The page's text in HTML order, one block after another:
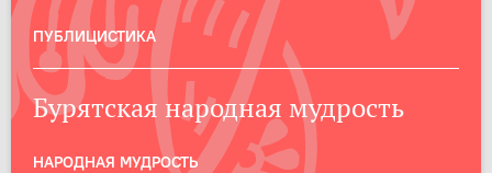
ПУБЛИЦИСТИКА
Бурятская народная мудрость
НАРОДНАЯ МУДРОСТЬ